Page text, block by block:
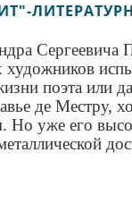
поэта или
де Местру,
уже его